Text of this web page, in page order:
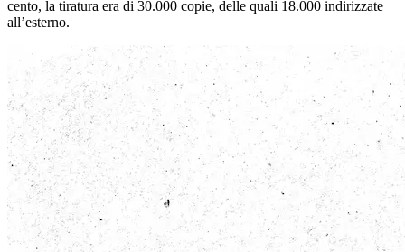
cento, la tiratura era di 30.000 copie, delle quali 18.000 indirizzate
all’esterno.